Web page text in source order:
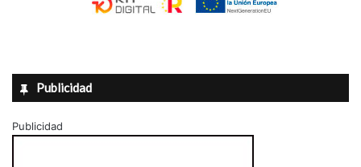
Publicidad
Publicidad